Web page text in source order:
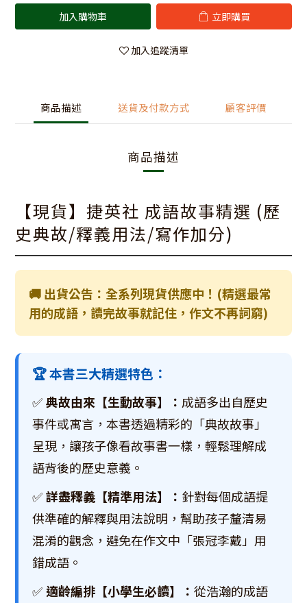
加入購物車 立即購買
加入追蹤清單
商品描述 送貨及付款方式 顧客評價
商品描述
【現貨】捷英社 成語故事精選 (歷
史典故/釋義用法/寫作加分)
🚚 出貨公告：全系列現貨供應中！(精選最常
用的成語，讀完故事就記住，作文不再詞窮)
🏆 本書三大精選特色：
✅典故由來【生動故事】： 成語多出自歷史
事件或寓言，本書透過精彩的「典故故事」
呈現，讓孩子像看故事書一樣，輕鬆理解成
語背後的歷史意義。
✅詳盡釋義【精準用法】： 針對每個成語提
供準確的解釋與用法說明，幫助孩子釐清易
混淆的觀念，避免在作文中「張冠李戴」用
錯成語。
✅適齡編排【小學生必讀】： 從浩瀚的成語